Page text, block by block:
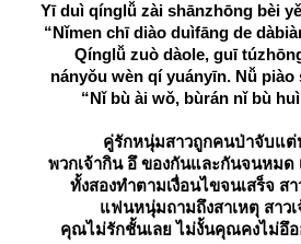
Yī duì qínglǚ zài shānzhōng bèi
“Nǐmen chī diào duìfāng de
Qínglǚ zuò dàole, guī
nányǒu wèn qí yuányīn. Nǚ
“Nǐ bù ài wǒ, bùrán nǐ bù
คู่รักหนุ่มสาวถูกคนป่าจับแต่
พวกเจ้ากิน อึ ของกันและกันจนหมด
ทั้งสองทำตามเงื่อนไขจนเสร็จ ส
ฟนหนุ่มถามถึงสาเหตุ สาวเ
คุณไม่รักชั้นเลย ไม่งั้นคุณคงไม่อึ